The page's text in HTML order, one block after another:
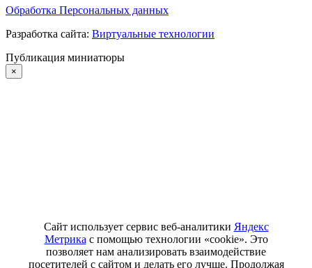
Обработка Персональных данных
Разработка сайта: Виртуальные технологии
Публикация миниатюры
×
Сайт использует сервис веб-аналитики Яндекс
Метрика с помощью технологии «cookie». Это
позволяет нам анализировать взаимодействие
посетителей с сайтом и делать его лучше. Продолжая